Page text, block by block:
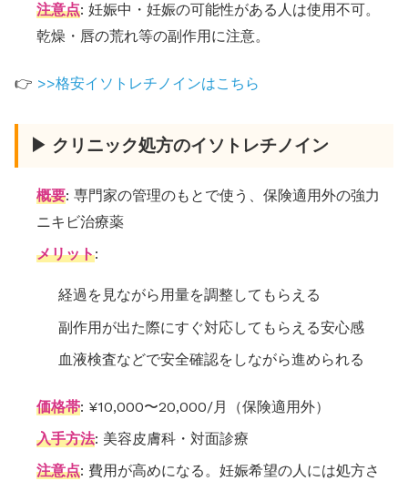
注意点: 妊娠中・妊娠の可能性がある人は使用不可。
乾燥・唇の荒れ等の副作用に注意。
👉 >>格安イソトレチノインはこちら
▶ クリニック処方のイソトレチノイン
概要: 専門家の管理のもとで使う、保険適用外の強力
ニキビ治療薬
メリット:
経過を見ながら用量を調整してもらえる
副作用が出た際にすぐ対応してもらえる安心感
血液検査などで安全確認をしながら進められる
価格帯: ¥10,000〜20,000/月（保険適用外）
入手方法: 美容皮膚科・対面診療
注意点: 費用が高めになる。妊娠希望の人には処方さ